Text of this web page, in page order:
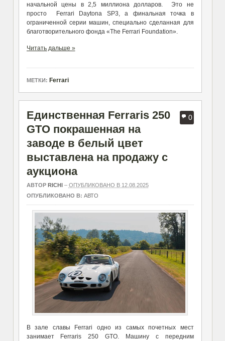
начальной цены в 2,5 миллиона долларов. Это не
просто Ferrari Daytona SP3, а финальная точка в
ограниченной серии машин, специально сделанная для
благотворительного фонда «The Ferrari Foundation».
Читать дальше »
МЕТКИ: Ferrari
0
Единственная Ferraris 250
GTO покрашенная на
заводе в белый цвет
выставлена на продажу с
аукциона
АВТОР RICHI– ОПУБЛИКОВАНО В 12.08.2025
ОПУБЛИКОВАНО В: АВТО
В зале славы Ferrari одно из самых почетных мест
занимает Ferraris 250 GTO. Машину с передним